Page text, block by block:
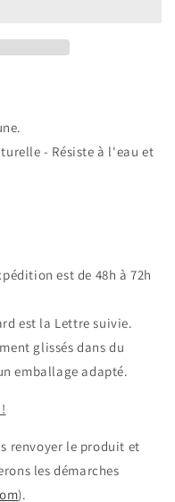
- Résiste à l'eau et
est de 48h à 72h
est la Lettre suivie.
glissés dans du
emballage adapté.
renvoyer le produit et
les démarches
).